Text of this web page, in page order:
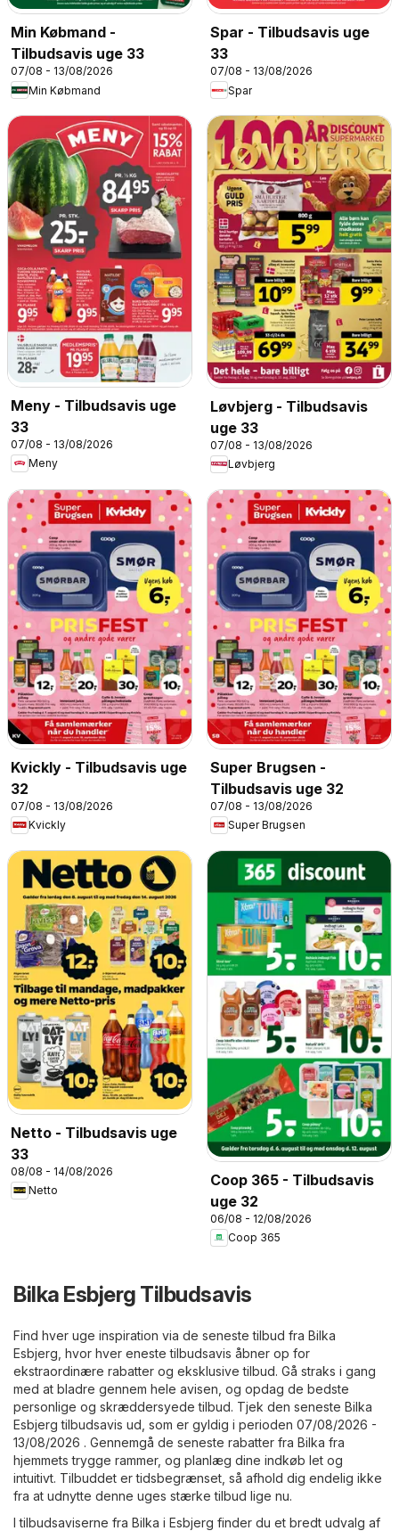
Min Købmand -
Tilbudsavis uge 33
07/08 - 13/08/2026
Min Købmand
Spar - Tilbudsavis uge
33
07/08 - 13/08/2026
Spar
Meny - Tilbudsavis uge
33
07/08 - 13/08/2026
Meny
Løvbjerg - Tilbudsavis
uge 33
07/08 - 13/08/2026
Løvbjerg
Kvickly - Tilbudsavis uge
32
07/08 - 13/08/2026
Kvickly
Super Brugsen -
Tilbudsavis uge 32
07/08 - 13/08/2026
Super Brugsen
Netto - Tilbudsavis uge
33
08/08 - 14/08/2026
Netto
Coop 365 - Tilbudsavis
uge 32
06/08 - 12/08/2026
Coop 365
Bilka Esbjerg Tilbudsavis
Find hver uge inspiration via de seneste tilbud fra Bilka
Esbjerg, hvor hver eneste tilbudsavis åbner op for
ekstraordinære rabatter og eksklusive tilbud. Gå straks i gang
med at bladre gennem hele avisen, og opdag de bedste
personlige og skræddersyede tilbud. Tjek den seneste Bilka
Esbjerg tilbudsavis ud, som er gyldig i perioden 07/08/2026 -
13/08/2026 . Gennemgå de seneste rabatter fra Bilka fra
hjemmets trygge rammer, og planlæg dine indkøb let og
intuitivt. Tilbuddet er tidsbegrænset, så afhold dig endelig ikke
fra at udnytte denne uges stærke tilbud lige nu.
I tilbudsaviserne fra Bilka i Esbjerg finder du et bredt udvalg af